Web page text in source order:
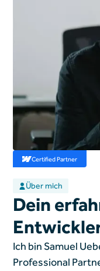
Über mich
Dein
Ich bin Samuel
Professional
Certified Partner